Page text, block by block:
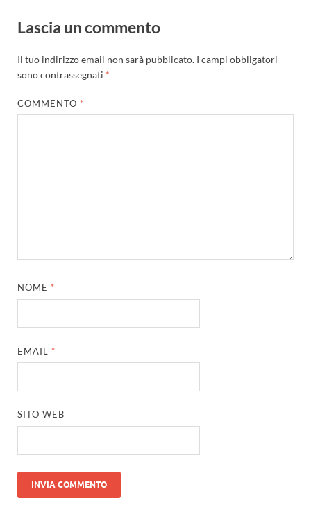
Lascia un commento
Il tuo indirizzo email non sarà pubblicato. I campi obbligatori
sono contrassegnati *
COMMENTO *
NOME *
EMAIL *
SITO WEB